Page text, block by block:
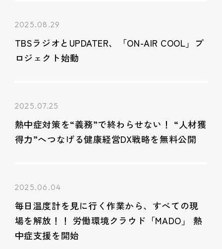
2025.08.29
TBSラジオとUPDATER、「ON-AIR COOL」プ
ロジェクト始動
2025.07.25
熱中症対策を“義務”で終わらせない！ “人材獲
得力”へつなげる健康経営DX戦略を無料公開
2025.06.04
毎日温度計を見に行く作業から、すべての現
場を解放！！ 労働環境クラウド「MADO」 熱
中症支援を開始